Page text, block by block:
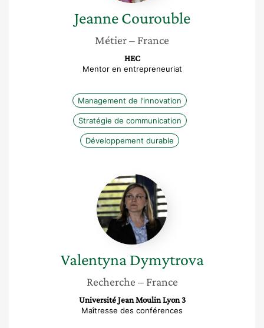
Jeanne Courouble
Métier– France
HEC
Mentor en entrepreneuriat
Management de l’innovation
Stratégie de communication
Développement durable
Valentyna
Dymytrova
Valentyna Dymytrova
Recherche – France
Université Jean Moulin Lyon 3
Maîtresse des conférences